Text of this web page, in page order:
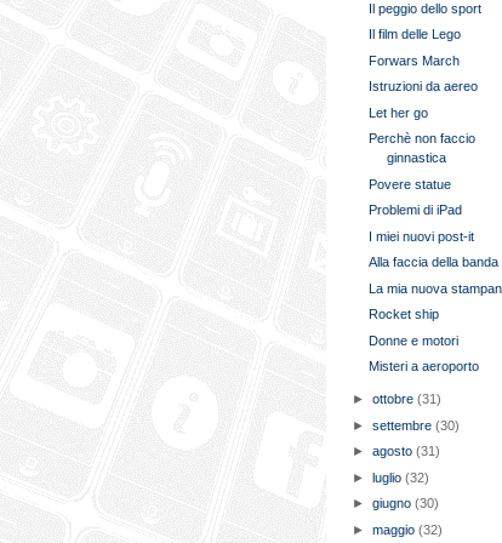
Il peggio dello sport
Il film delle Lego
Forwars March
Istruzioni da aereo
Let her go
Perchè non faccio
ginnastica
Povere statue
Problemi di iPad
I miei nuovi post-it
Alla faccia della banda
La mia nuova
Rocket ship
Donne e motori
Misteri a aeroporto
►ottobre(31)
►settembre(30)
►agosto(31)
►luglio(32)
►giugno(30)
►maggio(32)